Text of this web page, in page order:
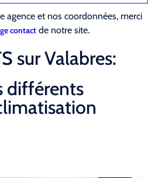
agence et nos coordonnées, merci
contact de notre site.
sur Valabres:
différents